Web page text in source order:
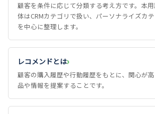
顧客を条件に応じて分類する考え方です。本
体はCRMカテゴリで扱い、パーソナライズカ
を中心に整理します。
レコメンドとは
顧客の購入履歴や行動履歴をもとに、関心が
品や情報を提案することです。